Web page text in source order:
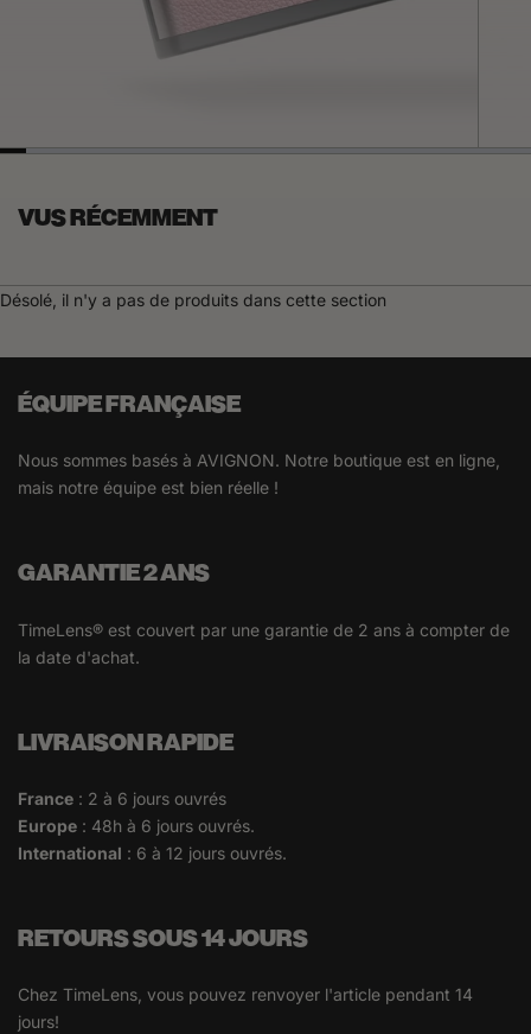
VUS RÉCEMMENT
Désolé, il n'y a pas de produits dans cette section
ÉQUIPE FRANÇAISE
Nous sommes basés à AVIGNON. Notre boutique est en ligne,
mais notre équipe est bien réelle !
GARANTIE 2 ANS
TimeLens® est couvert par une garantie de 2 ans à compter de
la date d'achat.
LIVRAISON RAPIDE
France : 2 à 6 jours ouvrés
Europe : 48h à 6 jours ouvrés.
International : 6 à 12 jours ouvrés.
RETOURS SOUS 14 JOURS
Chez TimeLens, vous pouvez renvoyer l'article pendant 14
jours!